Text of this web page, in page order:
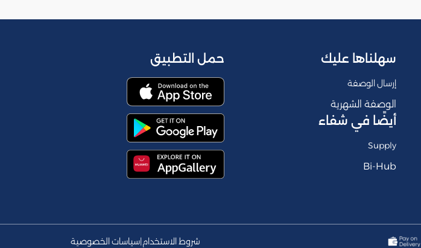
سهلناها عليك
إرسال الوصفة
الوصفة الشهرية
أيضًا في شفاء
Supply
Bi-Hub
حمل التطبيق
شروط الاستخدام|سياسات الخصوصية